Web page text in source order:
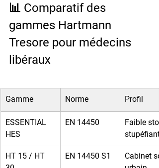
📊 Comparatif des
gammes Hartmann
Tresore pour médecins
libéraux
Gamme Norme Profil
ESSENTIAL
HES
EN 14450
Faible
stupéfiants
HT 15 / HT
EN 14450 S1
Cabinet